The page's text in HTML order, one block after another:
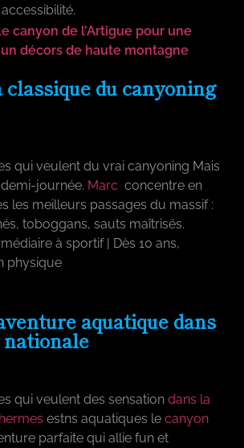
canyon de l’Artigue pour une
décors de haute montagne
du canyoning
qui veulent du vrai canyoning Mais
demi-journée. Marc concentre en
les meilleurs passages du massif :
toboggans, sauts maîtrisés.
à sportif | Dès 10 ans,
physique
aquatique dans
qui veulent des sensation dans la
estns aquatiques le canyon
parfaite qui allie fun et